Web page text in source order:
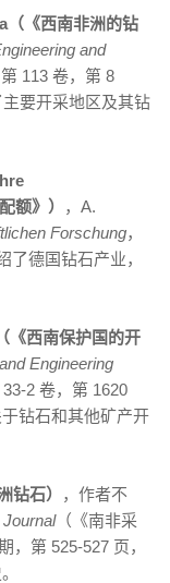
《西南非洲的钻
and
113 卷，第 8
要开采地区及其钻
额》）
，A.
Forschung，
了德国钻石产业，
西南保护国的开
Engineering
2 卷，第 1620
钻石和其他矿产开
石）
，作者不
（《南非采
，第 525-527 页，